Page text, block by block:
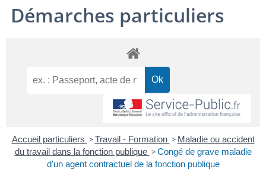
Démarches particuliers
Accueil particuliers > Travail - Formation > Maladie ou accident
du travail dans la fonction publique > Congé de grave maladie
d'un agent contractuel de la fonction publique